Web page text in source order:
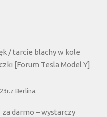
/ tarcie blachy w kole
[Forum Tesla Model Y]
Berlina.
za darmo – wystarczy